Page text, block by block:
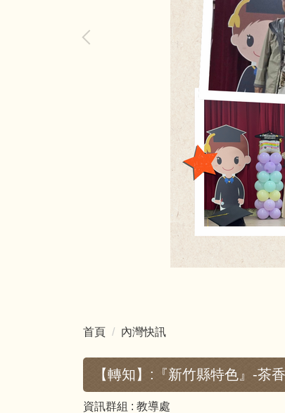
首頁 內灣快訊
【轉知】:『新竹縣特色』-茶
資訊群組 : 教導處